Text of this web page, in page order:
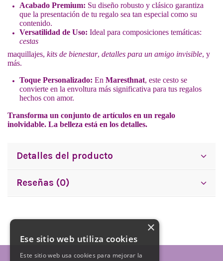
Acabado Premium: Su diseño robusto y clásico garantiza
que la presentación de tu regalo sea tan especial como su
contenido.
Versatilidad de Uso: Ideal para composiciones temáticas:
cestas
maquillajes, kits de bienestar, detalles para un amigo invisible, y
más.
Toque Personalizado: En Maresthnat, este cesto se
convierte en la envoltura más significativa para tus regalos
hechos con amor.
Transforma un conjunto de artículos en un regalo
inolvidable. La belleza está en los detalles.
Detalles del producto
Reseñas (0)
×
Ese sitio web utiliza cookies
Este sitio web usa cookies para mejorar la